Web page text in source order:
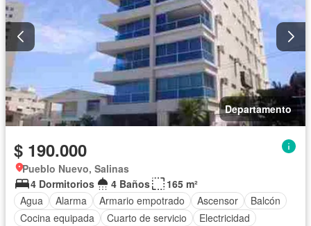
Departamento
$ 190.000
Pueblo Nuevo, Salinas
4 Dormitorios
4 Baños
165 m²
Agua
Alarma Armario empotrado Ascensor
Balcón
Cocina equipada
Cuarto de servicio
Electricidad